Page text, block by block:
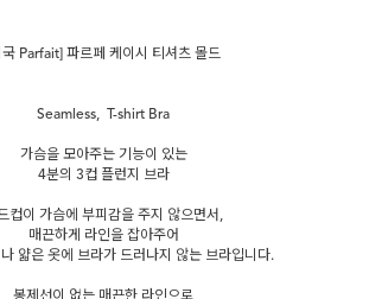
국 Parfait] 파르페 케이시 티셔츠 몰드
Seamless, T-shirt Bra
가슴을 모아주는 기능이 있는
4분의 3컵 플런지 브라
컵이 가슴에 부피감을 주지 않으면서,
매끈하게 라인을 잡아주어
얇은 옷에 브라가 드러나지 않는 브라입니다.